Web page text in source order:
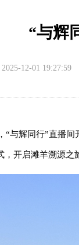
“与辉
2025-12-01 19:27:59
“与辉同行”直播
开启滩羊溯源